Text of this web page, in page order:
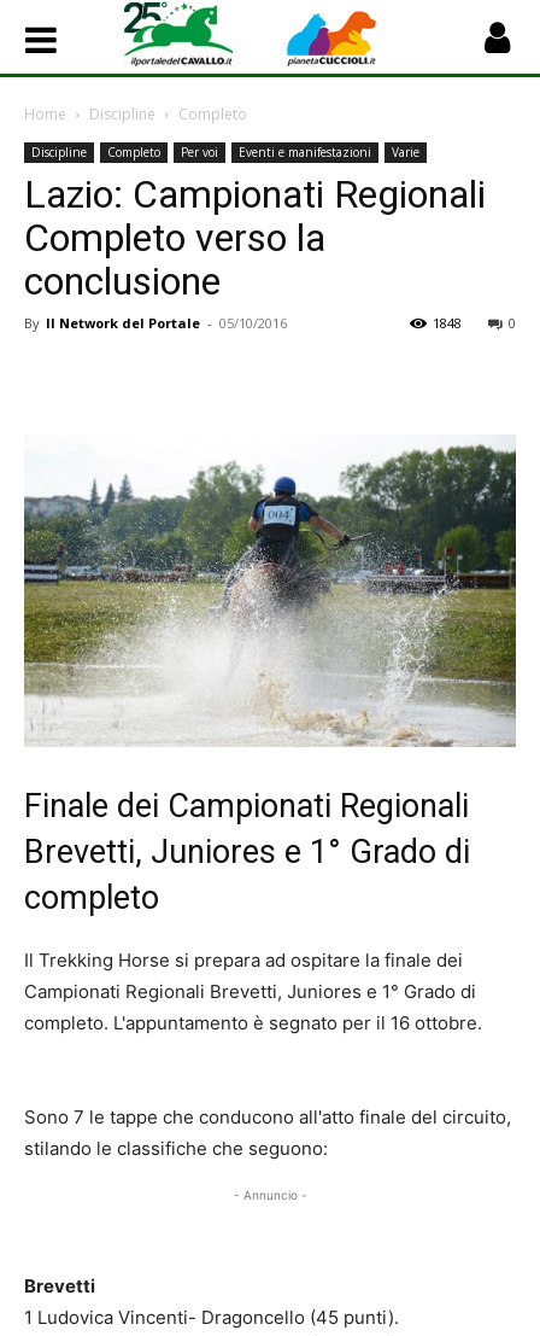
Home Discipline Completo
Discipline Completo Per voi Eventi e manifestazioni Varie
Lazio: Campionati Regionali
Completo verso la
conclusione
By Il Network del Portale - 05/10/2016 0
1848
Finale dei Campionati Regionali
Brevetti, Juniores e 1° Grado di
completo
Il Trekking Horse si prepara ad ospitare la finale dei
Campionati Regionali Brevetti, Juniores e 1° Grado di
completo. L'appuntamento è segnato per il 16 ottobre.
Sono 7 le tappe che conducono all'atto finale del circuito,
stilando le classifiche che seguono:
- Annuncio -
Brevetti
1 Ludovica Vincenti- Dragoncello (45 punti).